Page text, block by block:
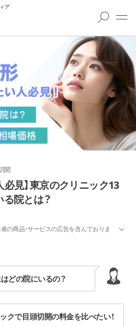
ア
開
必見】東京のクリニック13
る院とは？
の商品・サービスの広告を含んでおりま
どの院にいるの？
クで目頭切開の料金を比べたい！